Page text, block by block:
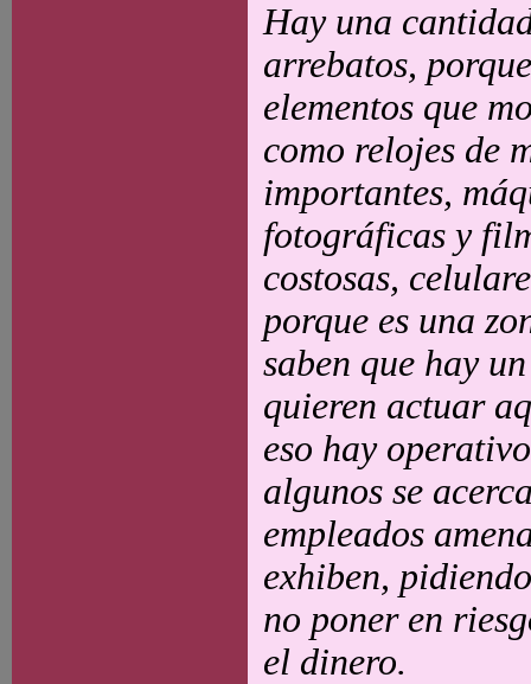
Hay una
arrebatos,
elementos que
como relojes de
importantes,
fotográficas y
costosas,
porque es una
saben que hay
quieren actuar
eso hay
algunos se
empleados
exhiben,
no poner en
el dinero.